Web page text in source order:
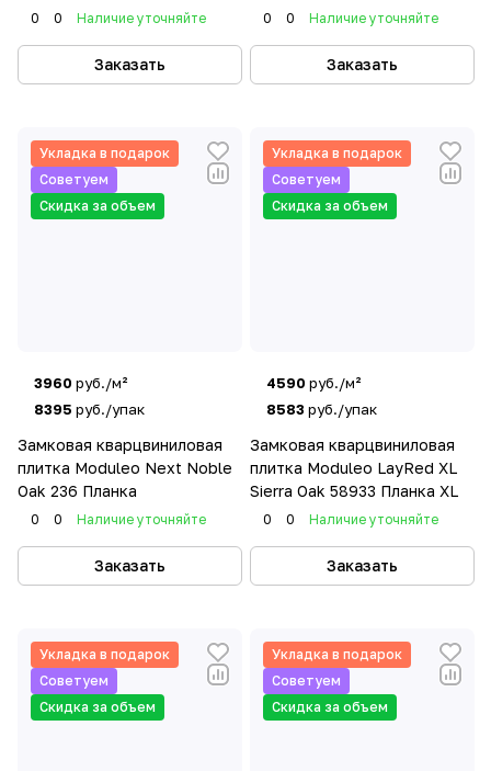
XL0 0 Наличие уточняйте
Заказать
Планка
0 0 Наличие уточняйте
Заказать
Укладка в подарок
Советуем
Скидка за объем
3960 руб./м²
8395 руб./упак
Замковая кварцвиниловая
плитка Moduleo Next Noble
Oak 236 Планка
0 0 Наличие уточняйте
Заказать
Укладка в подарок
Советуем
Скидка за объем
4590 руб./м²
8583 руб./упак
Замковая кварцвиниловая
плитка Moduleo LayRed XL
Sierra Oak 58933 Планка XL
0 0 Наличие уточняйте
Заказать
Укладка в подарок
Советуем
Скидка за объем
Укладка в подарок
Советуем
Скидка за объем